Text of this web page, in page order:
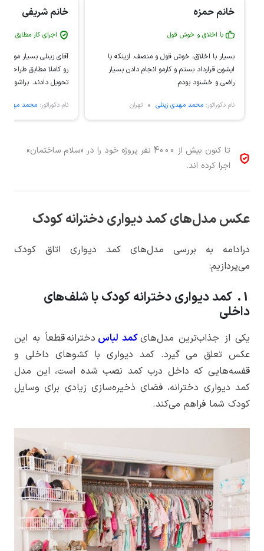
خانم حمزه
با اخلاق و خوش قول
بسیار با اخلاق، خوش قول و منصف. ازینکه با
ایشون قرارداد بستم و کارمو انجام دادن بسیار
راضی و خشنود بودم.
نام دکوراتور: محمد مهدی زینلی تهران
خانم شریفی
اجرای کار مطابق با
آقای زینلی بسیار
رو کاملا مطابق طراحی
تحویل دادند. براشون
نام دکوراتور: محمد مهدی
تا کنون بیش از 4000 نفر پروژه خود را در «سلام ساختمان»
اجرا کرده اند.
عکس مدل‌های کمد دیواری دخترانه کودک
درادامه به بررسی مدل‌های کمد دیواری اتاق کودک
می‌پردازیم:
1. کمد دیواری دخترانه کودک با شلف‌های
داخلی
یکی از جذاب‌ترین مدل‌هایکمد لباس دخترانه قطعاً به این
عکس تعلق می گیرد. کمد دیواری با کشوهای داخلی و
قفسه‌هایی که داخل درب کمد نصب شده است، این مدل
کمد دیواری دخترانه، فضای ذخیره‌سازی زیادی برای وسایل
کودک شما فراهم می‌کند.